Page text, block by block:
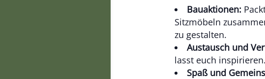
Bauaktionen:
Sitzmöbeln
zu gestalten.
Austausch und
lasst euch inspirieren.
Spaß und